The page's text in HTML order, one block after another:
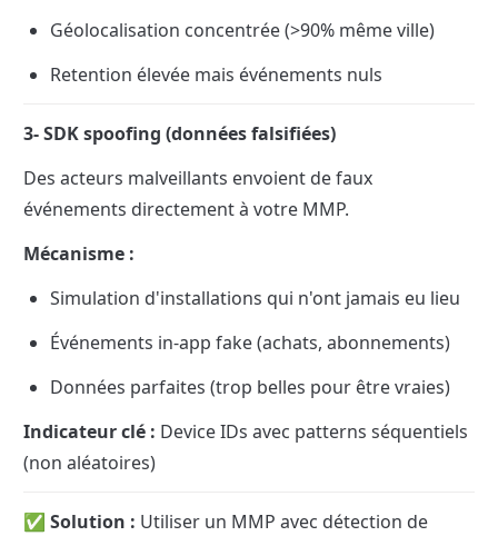
Géolocalisation concentrée (>90% même ville)
Retention élevée mais événements nuls
3- SDK spoofing (données falsifiées)
Des acteurs malveillants envoient de faux
événements directement à votre MMP.
Mécanisme :
Simulation d'installations qui n'ont jamais eu lieu
Événements in-app fake (achats, abonnements)
Données parfaites (trop belles pour être vraies)
Indicateur clé : Device IDs avec patterns séquentiels
(non aléatoires)
✅ Solution : Utiliser un MMP avec détection de